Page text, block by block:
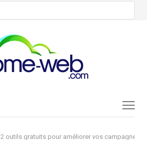
2 outils gratuits pour améliorer vos campagnes